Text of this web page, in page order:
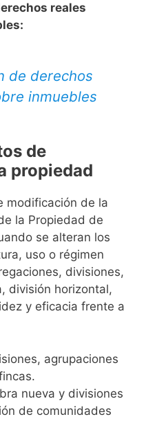
reales
de derechos
inmuebles
de
propiedad
modificación de la
la Propiedad de
se alteran los
uso o régimen
divisiones,
división horizontal,
y eficacia frente a
agrupaciones
nueva y divisiones
de comunidades